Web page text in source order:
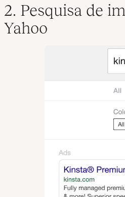
2. Pesquisa de
Yahoo